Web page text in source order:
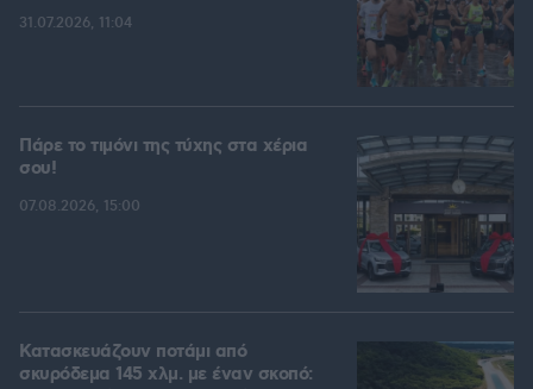
31.07.2026, 11:04
Πάρε το τιμόνι της τύχης στα χέρια
σου!
07.08.2026, 15:00
Κατασκευάζουν ποτάμι από
σκυρόδεμα 145 χλμ. με έναν σκοπό: